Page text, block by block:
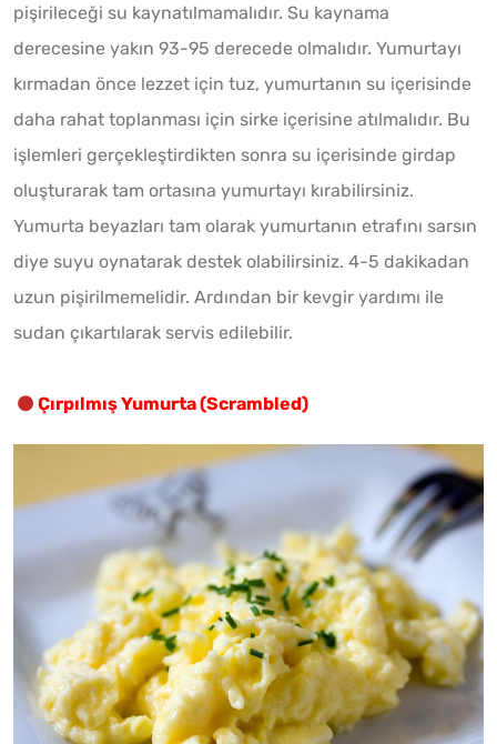
pişirileceği su kaynatılmamalıdır. Su kaynama
derecesine yakın 93-95 derecede olmalıdır. Yumurtayı
kırmadan önce lezzet için tuz, yumurtanın su içerisinde
daha rahat toplanması için sirke içerisine atılmalıdır. Bu
işlemleri gerçekleştirdikten sonra su içerisinde girdap
oluşturarak tam ortasına yumurtayı kırabilirsiniz.
Yumurta beyazları tam olarak yumurtanın etrafını sarsın
diye suyu oynatarak destek olabilirsiniz. 4-5 dakikadan
uzun pişirilmemelidir. Ardından bir kevgir yardımı ile
sudan çıkartılarak servis edilebilir.
Çırpılmış Yumurta (Scrambled)